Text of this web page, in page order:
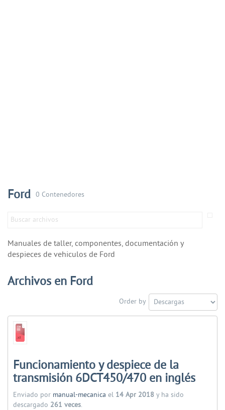
Ford 0 Contenedores
Manuales de taller, componentes, documentación y
despieces de vehiculos de Ford
Archivos en Ford
Order by
Funcionamiento y despiece de la
transmisión 6DCT450/470 en inglés
Enviado por manual-mecanica el 14 Apr 2018 y ha sido
descargado 261 veces.